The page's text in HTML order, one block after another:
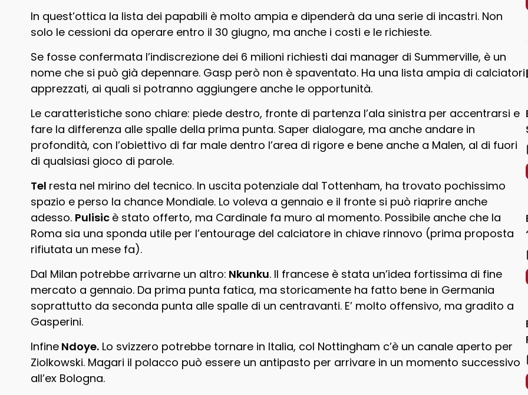
In quest’ottica la lista dei papabili è molto ampia e dipenderà da una serie di incastri. Non
solo le cessioni da operare entro il 30 giugno, ma anche i costi e le richieste.
Se fosse confermata l’indiscrezione dei 6 milioni richiesti dai manager di Summerville, è un
nome che si può già depennare. Gasp però non è spaventato. Ha una lista ampia di calciatori
apprezzati, ai quali si potranno aggiungere anche le opportunità.
Le caratteristiche sono chiare: piede destro, fronte di partenza l’ala sinistra per accentrarsi e
fare la differenza alle spalle della prima punta. Saper dialogare, ma anche andare in
profondità, con l’obiettivo di far male dentro l’area di rigore e bene anche a Malen, al di fuori
di qualsiasi gioco di parole.
Tel resta nel mirino del tecnico. In uscita potenziale dal Tottenham, ha trovato pochissimo
spazio e perso la chance Mondiale. Lo voleva a gennaio e il fronte si può riaprire anche
adesso. Pulisic è stato offerto, ma Cardinale fa muro al momento. Possibile anche che la
Roma sia una sponda utile per l’entourage del calciatore in chiave rinnovo (prima proposta
rifiutata un mese fa).
Dal Milan potrebbe arrivarne un altro: Nkunku. Il francese è stata un’idea fortissima di fine
mercato a gennaio. Da prima punta fatica, ma storicamente ha fatto bene in Germania
soprattutto da seconda punta alle spalle di un centravanti. E’ molto offensivo, ma gradito a
Gasperini.
Infine Ndoye. Lo svizzero potrebbe tornare in Italia, col Nottingham c’è un canale aperto per
Ziolkowski. Magari il polacco può essere un antipasto per arrivare in un momento successivo
all’ex Bologna.